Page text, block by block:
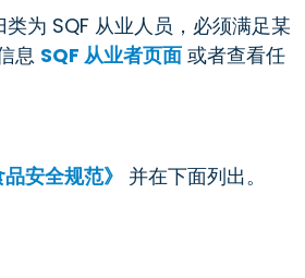
为 SQF 从业人员，必须满足某
息 SQF 从业者页面 或者查看任
安全规范》 并在下面列出。